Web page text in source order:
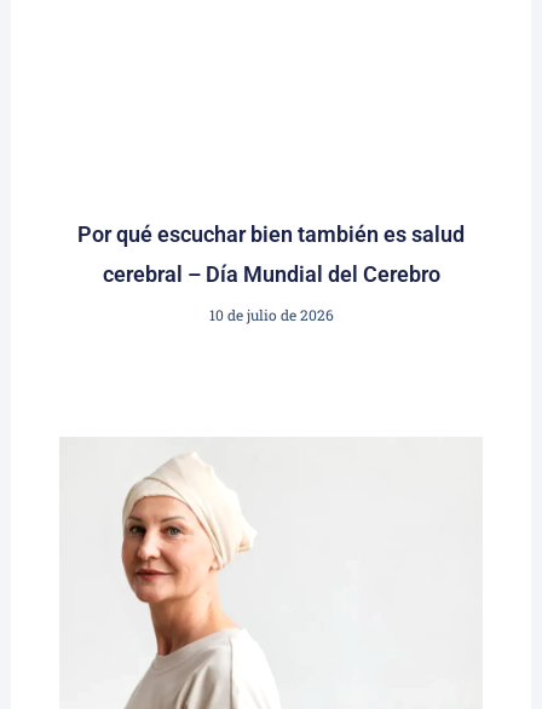
Por qué escuchar bien también es salud
cerebral – Día Mundial del Cerebro
10 de julio de 2026